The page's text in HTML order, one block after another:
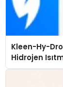
Kleen-Hy-
Hidrojen
Düzenleyici